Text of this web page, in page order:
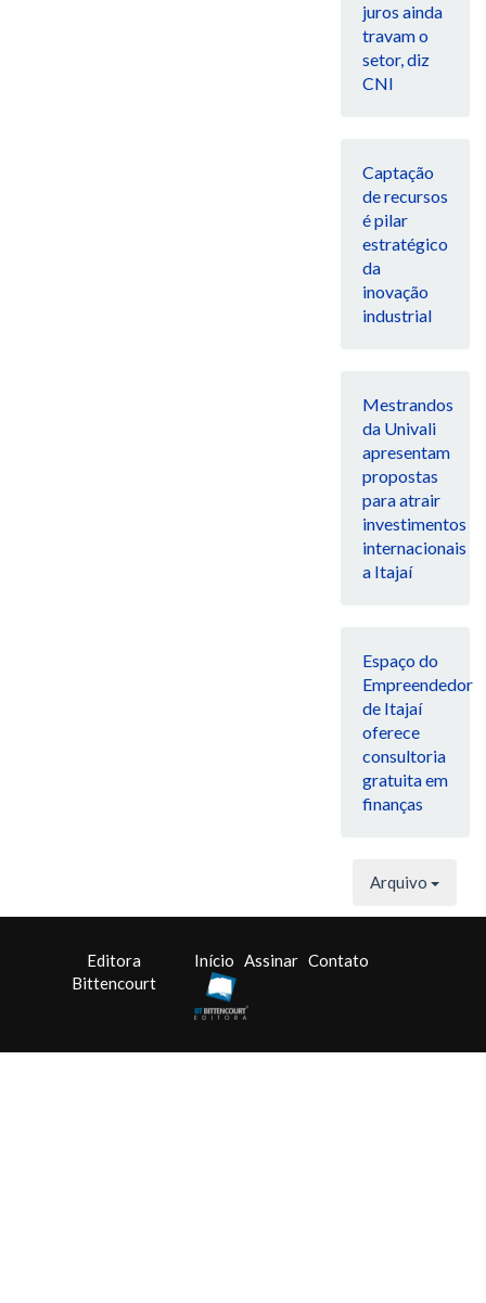
juros ainda
travam o
setor, diz
CNI
Captação
de recursos
é pilar
estratégico
da
inovação
industrial
Mestrandos
da Univali
apresentam
propostas
para atrair
investimentos
internacionais
a Itajaí
Espaço do
Empreendedor
de Itajaí
oferece
consultoria
gratuita em
finanças
Arquivo
Editora
Bittencourt
Início Assinar Contato